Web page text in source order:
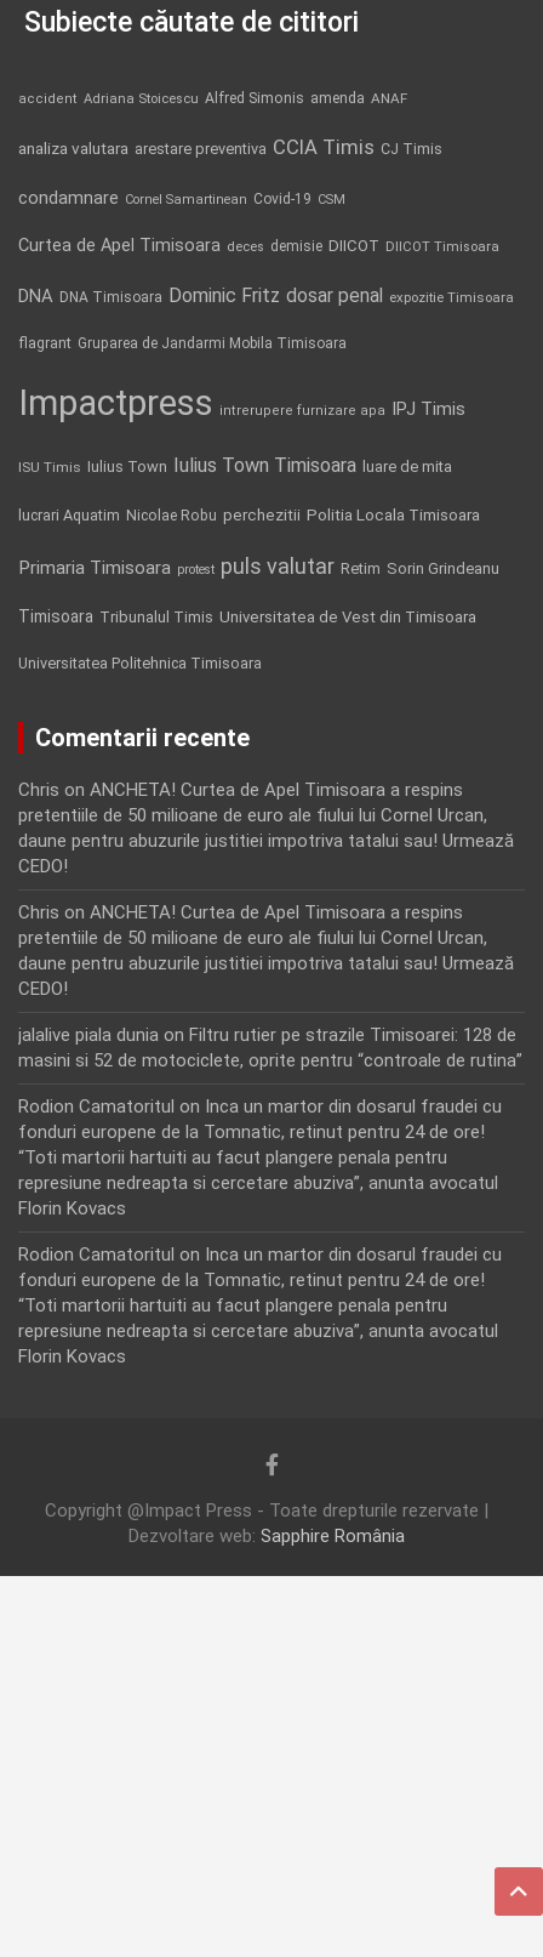
Subiecte căutate de cititori
accident Adriana Stoicescu Alfred Simonis amenda ANAF
analiza valutara arestare preventiva CCIA Timis CJ Timis
condamnare Cornel Samartinean Covid-19 CSM
Curtea de Apel Timisoara deces demisie DIICOT DIICOT Timisoara
DNA DNA Timisoara Dominic Fritz dosar penal expozitie Timisoara
flagrant Gruparea de Jandarmi Mobila Timisoara
Impactpress intrerupere furnizare apa IPJ Timis
ISU Timis Iulius Town Iulius Town Timisoara luare de mita
lucrari Aquatim Nicolae Robu perchezitii Politia Locala Timisoara
Primaria Timisoara protest puls valutar Retim Sorin Grindeanu
Timisoara Tribunalul Timis Universitatea de Vest din Timisoara
Universitatea Politehnica Timisoara
Comentarii recente
Chris on ANCHETA! Curtea de Apel Timisoara a respins
pretentiile de 50 milioane de euro ale fiului lui Cornel Urcan,
daune pentru abuzurile justitiei impotriva tatalui sau! Urmează
CEDO!
Chris on ANCHETA! Curtea de Apel Timisoara a respins
pretentiile de 50 milioane de euro ale fiului lui Cornel Urcan,
daune pentru abuzurile justitiei impotriva tatalui sau! Urmează
CEDO!
jalalive piala dunia on Filtru rutier pe strazile Timisoarei: 128 de
masini si 52 de motociclete, oprite pentru “controale de rutina”
Rodion Camatoritul on Inca un martor din dosarul fraudei cu
fonduri europene de la Tomnatic, retinut pentru 24 de ore!
“Toti martorii hartuiti au facut plangere penala pentru
represiune nedreapta si cercetare abuziva”, anunta avocatul
Florin Kovacs
Rodion Camatoritul on Inca un martor din dosarul fraudei cu
fonduri europene de la Tomnatic, retinut pentru 24 de ore!
“Toti martorii hartuiti au facut plangere penala pentru
represiune nedreapta si cercetare abuziva”, anunta avocatul
Florin Kovacs
Copyright @Impact Press - Toate drepturile rezervate |
Dezvoltare web: Sapphire România